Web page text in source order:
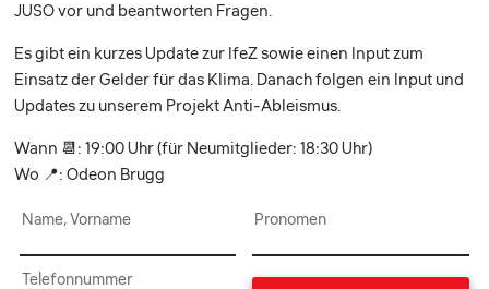
JUSO vor und beantworten Fragen.
Es gibt ein kurzes Update zur IfeZ sowie einen Input zum
Einsatz der Gelder für das Klima. Danach folgen ein Input und
Updates zu unserem Projekt Anti-Ableismus.
Wann 📆: 19:00 Uhr (für Neumitglieder: 18:30 Uhr)
Wo 📍: Odeon Brugg
Name, Vorname Pronomen
Telefonnummer